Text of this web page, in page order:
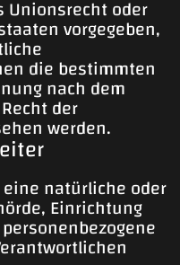
Unionsrecht oder
vorgegeben,
die bestimmten
nach dem
der
werden.
natürliche oder
Einrichtung